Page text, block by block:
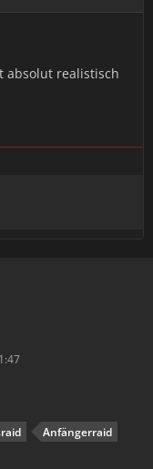
absolut realistisch
Anfängerraid